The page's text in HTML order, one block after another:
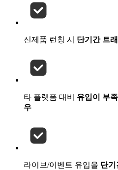
신제품 런칭 시 단기간 트
타 플랫폼 대비 유입이 부
우
라이브/이벤트 유입을 단기